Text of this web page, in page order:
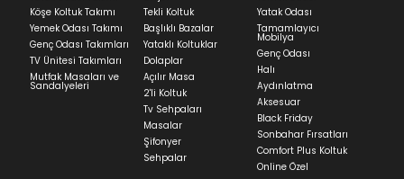
Yatak siparişlerinizin teslim süresi yaşadığınız şehre
ve ürünün stok durumuna göre ortalama 5-24 iş
günüdür.
Panel ve Döşeme grubu ürün siparişlerinizin teslim
süresi yaşadığınız şehre ve ürünün stok durumuna
göre ortalama 30-45 iş günüdür.
Siparişlerim bölümünden sürecinizi takip edebilirsiniz.
Sıkça Sorulan Sorularbölümünü ziyaret
Köşe Koltuk Takımı
Yemek Odası Takımı
Genç Odası Takımları
TV Ünitesi Takımları
Mutfak Masaları ve
Sandalyeleri
Tekli Koltuk
Başlıklı Bazalar
Yataklı Koltuklar
Dolaplar
Açılır Masa
2'li Koltuk
Tv Sehpaları
Masalar
Şifonyer
Sehpalar
Yatak Odası
Tamamlayıcı
Mobilya
Genç Odası
Halı
Aydınlatma
Aksesuar
Black Friday
Sonbahar Fırsatları
Comfort Plus Koltuk
Online Özel